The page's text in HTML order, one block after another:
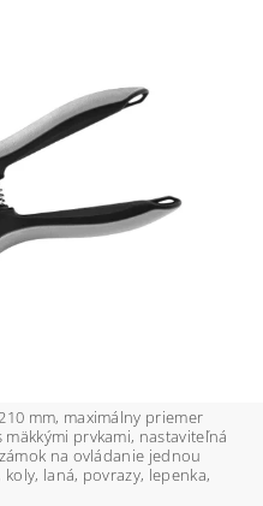
mm, maximálny priemer
prvkami, nastaviteľná
na ovládanie jednou
laná, povrazy, lepenka,